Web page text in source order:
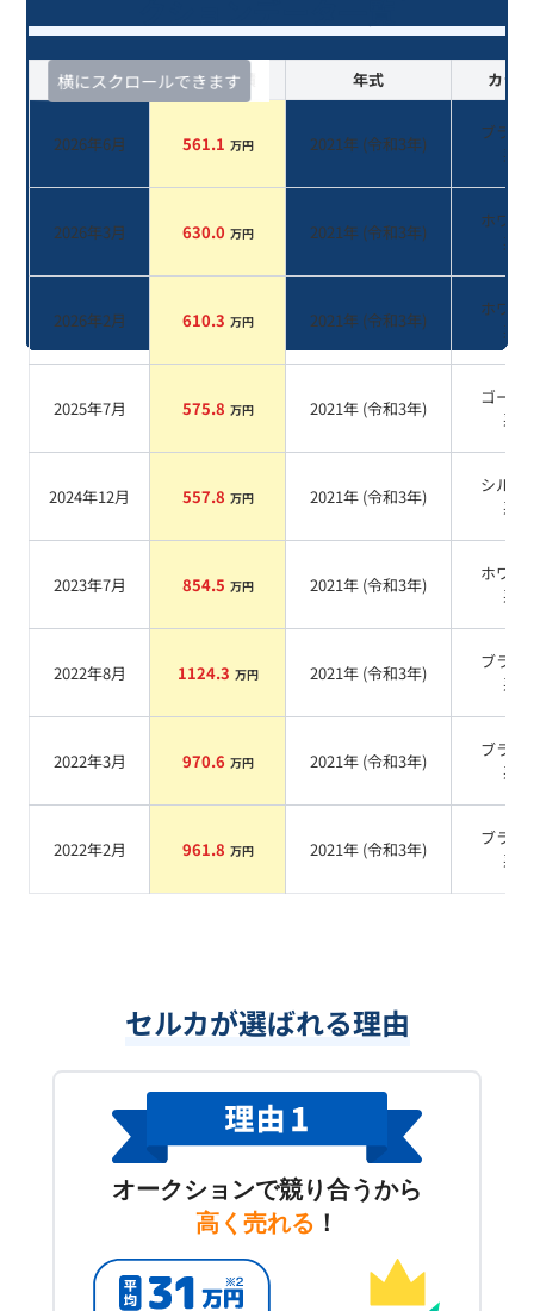
横にスクロールできます
査定時期 セルカ実績 年式 カラー
2026年6月 561.1 万円 2021年 (令和3年)
ブラッ
系
2026年3月 630.0 万円 2021年 (令和3年)
ホワイ
系
2026年2月 610.3 万円 2021年 (令和3年)
ホワイ
系
2025年7月 575.8 万円 2021年 (令和3年)
ゴール
系
2024年12月 557.8 万円 2021年 (令和3年)
シルバ
系
2023年7月 854.5 万円 2021年 (令和3年)
ホワイ
系
2022年8月 1124.3 万円 2021年 (令和3年)
ブラッ
系
2022年3月 970.6 万円 2021年 (令和3年)
ブラッ
系
2022年2月 961.8 万円 2021年 (令和3年)
ブラッ
系
セルカが選ばれる理由
オークションで競り合うから
高く売れる ！